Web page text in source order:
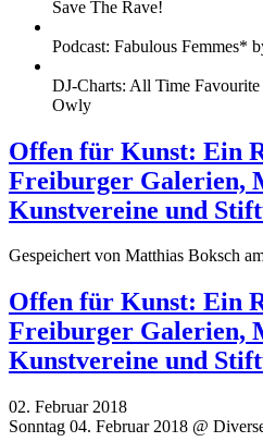
Save The Rave!
Podcast: Fabulous Femmes*
DJ-Charts: All Time
Owly
Offen für Kunst: Ein
Freiburger Galerien,
Kunstvereine und
Gespeichert von Matthias Boksch
Offen für Kunst: Ein
Freiburger Galerien,
Kunstvereine und
02. Februar 2018
Sonntag 04. Februar 2018 @